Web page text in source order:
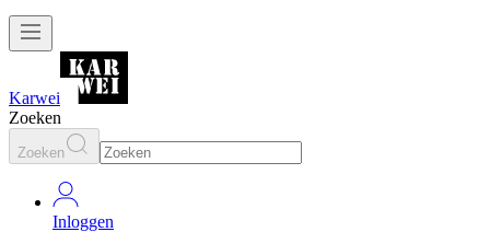
Karwei
Zoeken
Zoeken
Inloggen